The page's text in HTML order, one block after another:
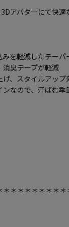
アバターにて快
を軽減したテーパ
臭テープが軽減
、スタイルアップ
なので、汗ばむ季
＊＊＊＊＊＊＊＊